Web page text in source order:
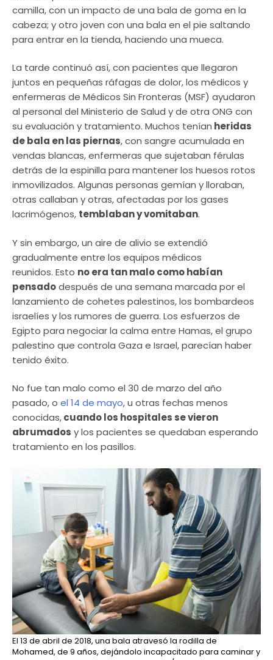
camilla, con un impacto de una bala de goma en la
cabeza; y otro joven con una bala en el pie saltando
para entrar en la tienda, haciendo una mueca.
La tarde continuó así, con pacientes que llegaron
juntos en pequeñas ráfagas de dolor, los médicos y
enfermeras de Médicos Sin Fronteras (MSF) ayudaron
al personal del Ministerio de Salud y de otra ONG con
su evaluación y tratamiento. Muchos tenían heridas
de bala en las piernas, con sangre acumulada en
vendas blancas, enfermeras que sujetaban férulas
detrás de la espinilla para mantener los huesos rotos
inmovilizados. Algunas personas gemían y lloraban,
otras callaban y otras, afectadas por los gases
lacrimógenos, temblaban y vomitaban.
Y sin embargo, un aire de alivio se extendió
gradualmente entre los equipos médicos
reunidos. Esto no era tan malo como habían
pensadodespués de una semana marcada por el
lanzamiento de cohetes palestinos, los bombardeos
israelíes y los rumores de guerra. Los esfuerzos de
Egipto para negociar la calma entre Hamas, el grupo
palestino que controla Gaza e Israel, parecían haber
tenido éxito.
No fue tan malo como el 30 de marzo del año
pasado, o el 14 de mayo, u otras fechas menos
conocidas,cuando los hospitales se vieron
abrumados y los pacientes se quedaban esperando
tratamiento en los pasillos.
El 13 de abril de 2018, una bala atravesó la rodilla de
Mohamed, de 9 años, dejándolo incapacitado para caminar y